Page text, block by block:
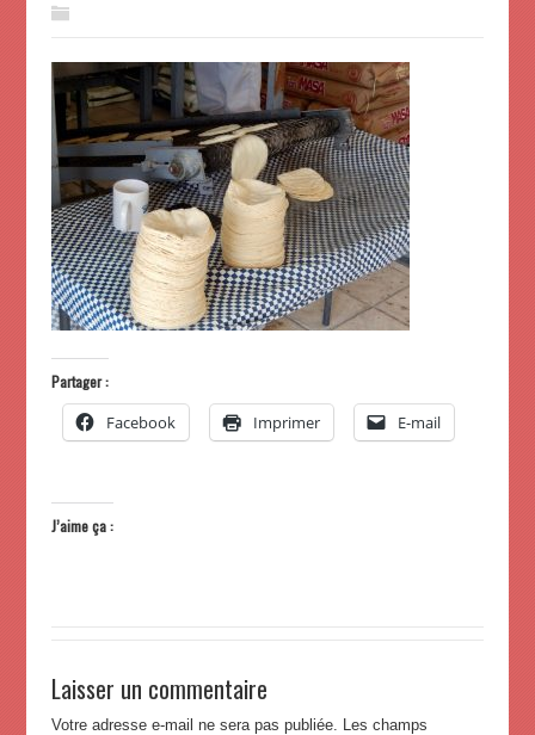
Partager :
Facebook Imprimer E-mail
J’aime ça :
Laisser un commentaire
Votre adresse e-mail ne sera pas publiée. Les champs